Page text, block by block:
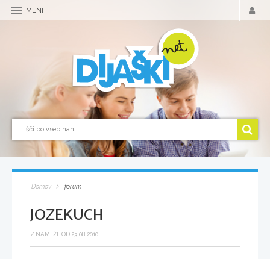
MENI
Domov forum
JOZEKUCH
Z NAMI ŽE OD 23.08.2010 ...